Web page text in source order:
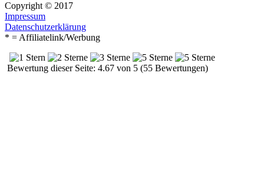
Copyright © 2017
Impressum
Datenschutzerklärung
* = Affiliatelink/Werbung
Bewertung dieser Seite: 4.67 von 5 (55 Bewertungen)